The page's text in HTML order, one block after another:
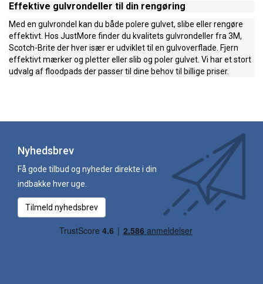
Effektive gulvrondeller til din rengøring
Med en gulvrondel kan du både polere gulvet, slibe eller rengøre
effektivt. Hos JustMore finder du kvalitets gulvrondeller fra 3M,
Scotch-Brite der hver især er udviklet til en gulvoverflade. Fjern
effektivt mærker og pletter eller slib og poler gulvet. Vi har et stort
udvalg af floodpads der passer til dine behov til billige priser.
Nyhedsbrev
Få gode tilbud og nyheder direkte i din
indbakke hver uge.
Tilmeld nyhedsbrev